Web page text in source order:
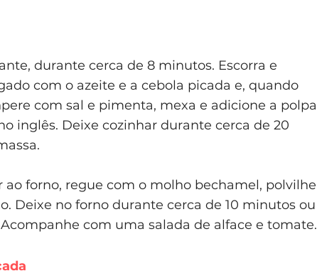
durante cerca de 8 minutos. Escorra e
com o azeite e a cebola picada e, quando
com sal e pimenta, mexa e adicione a polpa
inglês. Deixe cozinhar durante cerca de 20
forno, regue com o molho bechamel, polvilhe
Deixe no forno durante cerca de 10 minutos ou
com uma salada de alface e tomate.